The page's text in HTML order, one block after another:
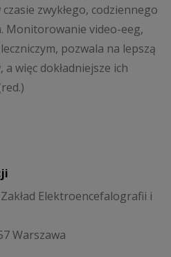
zwykłego, codziennego
Monitorowanie video-eeg,
pozwala na lepszą
więc dokładniejsze ich
Elektroencefalografii i
Warszawa